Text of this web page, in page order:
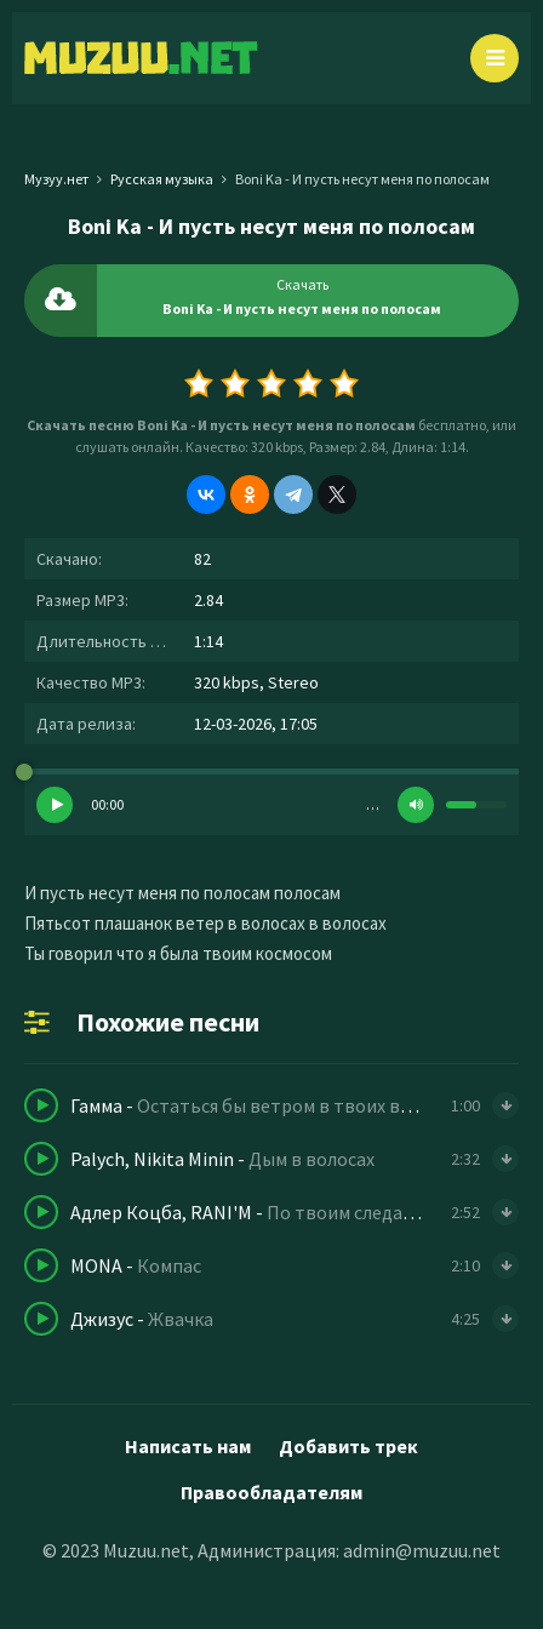
Музуу.нет Русская музыка Boni Ka - И пусть несут меня по полосам
Boni Ka - И пусть несут меня по полосам
Скачать
Boni Ka - И пусть несут меня по полосам
Скачать песню Boni Ka - И пусть несут меня по полосам бесплатно, или
слушать онлайн. Качество: 320 kbps, Размер: 2.84, Длина: 1:14.
Скачано:
82
Размер MP3:
2.84
Длительность MP3:
1:14
Качество MP3:
320 kbps, Stereo
Дата релиза:
12-03-2026, 17:05
00:00 …
И пусть несут меня по полосам полосам
Пятьсот плашанок ветер в волосах в волосах
Ты говорил что я была твоим космосом
Похожие песни
Гамма - Остаться бы ветром в твоих волосах 1:00
Palych, Nikita Minin - Дым в волосах 2:32
Адлер Коцба, RANI'M - По твоим следам (Kalatsky remix) 2:52
MONA - Компас 2:10
Джизус - Жвачка 4:25
Написать нам
Добавить трек
Правообладателям
© 2023 Muzuu.net, Администрация: admin@muzuu.net